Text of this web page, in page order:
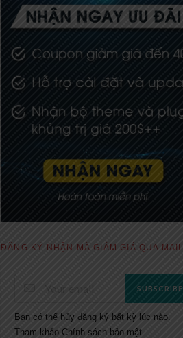
ĐĂNG KÝ NHẬN MÃ GIẢM GIÁ QUA MAIL
SUBSCRIBE
Bạn có thể hủy đăng ký bất kỳ lúc nào.
Tham khảo Chính sách bảo mật.